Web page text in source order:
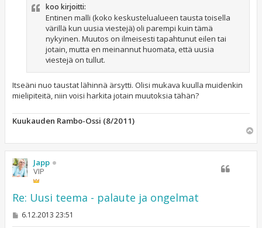
koo kirjoitti:
Entinen malli (koko keskustelualueen tausta toisella
värillä kun uusia viestejä) oli parempi kuin tämä
nykyinen. Muutos on ilmeisesti tapahtunut eilen tai
jotain, mutta en meinannut huomata, että uusia
viestejä on tullut.
Itseäni nuo taustat lähinnä ärsytti. Olisi mukava kuulla muidenkin
mielipiteitä, niin voisi harkita jotain muutoksia tähän?
Kuukauden Rambo-Ossi (8/2011)
ö
Japp
VIP
Re: Uusi teema - palaute ja ongelmat
V6.12.2013 23:51